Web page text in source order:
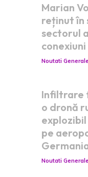
Marian
reținut în
sectorul
Noutati Generale
Infiltrare
o dronă
pe
Noutati Generale